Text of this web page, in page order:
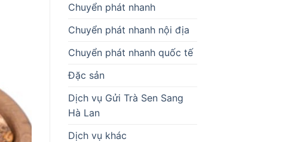
Chuyển phát nhanh
Chuyển phát nhanh nội địa
Chuyển phát nhanh quốc tế
Đặc sản
Dịch vụ Gửi Trà Sen Sang
Hà Lan
Dịch vụ khác